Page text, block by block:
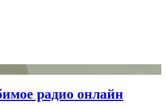
радио онлайн